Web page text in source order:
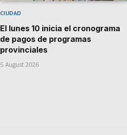
CIUDAD
El lunes 10 inicia el cronograma
de pagos de programas
provinciales
5 August 2026